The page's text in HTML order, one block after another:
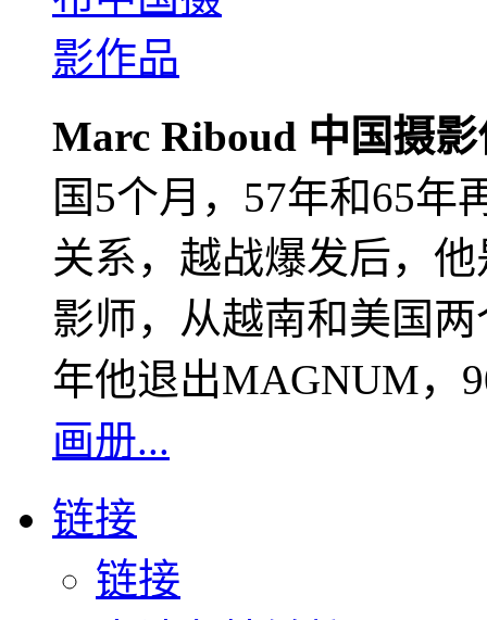
Marc Riboud 中国摄
国5个月，57年和65年
关系，越战爆发后，
影师，从越南和美国
年他退出MAGNUM，
画册...
链接
链接